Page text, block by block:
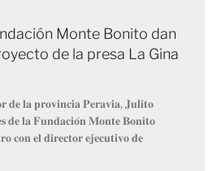
Monte Bonito dan
de la presa La Gina
𝐥𝐚 𝐩𝐫𝐨𝐯𝐢𝐧𝐜𝐢𝐚 𝐏𝐞𝐫𝐚𝐯𝐢𝐚, 𝐉𝐮𝐥𝐢𝐭𝐨
𝐝𝐞 𝐥𝐚 𝐅𝐮𝐧𝐝𝐚𝐜𝐢𝐨́𝐧 𝐌𝐨𝐧𝐭𝐞 𝐁𝐨𝐧𝐢𝐭𝐨
𝐜𝐨𝐧 𝐞𝐥 𝐝𝐢𝐫𝐞𝐜𝐭𝐨𝐫 𝐞𝐣𝐞𝐜𝐮𝐭𝐢𝐯𝐨 𝐝𝐞